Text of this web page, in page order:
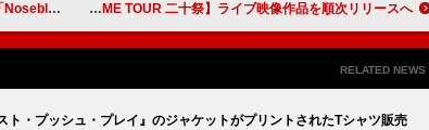
リリース SUPER EIGHT、【超アリーナツアー2024】【超DOME TOUR 二十祭】ライブ映像作品を順次リリースへ
RELATED NEWS
ト・プッシュ・プレイ』のジャケットがプリントされたTシャツ販売